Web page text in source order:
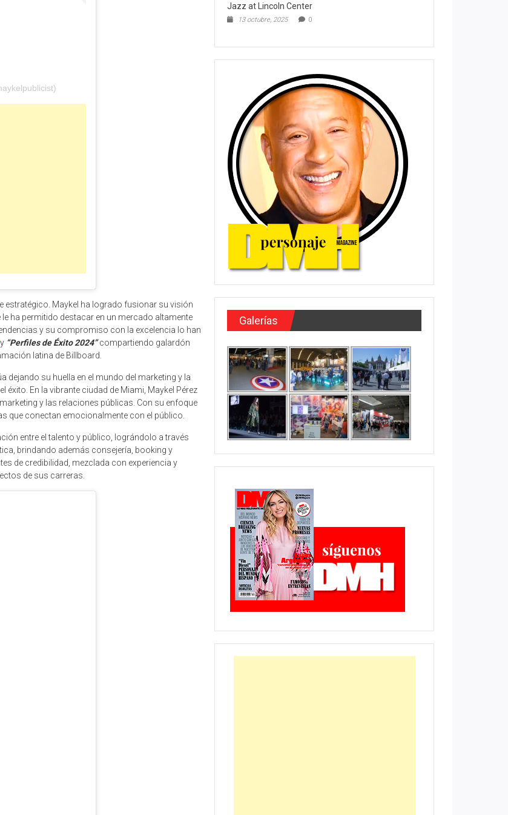
estratégico. Maykel ha logrado fusionar su visión
ha permitido destacar en un mercado altamente
y su compromiso con la excelencia lo han
“Perfiles de Éxito 2024” compartiendo galardón
latina de Billboard.
dejando su huella en el mundo del marketing y la
En la vibrante ciudad de Miami, Maykel Pérez
y las relaciones públicas. Con su enfoque
que conectan emocionalmente con el público.
entre el talento y público, lográndolo a través
brindando además consejería, booking y
de credibilidad, mezclada con experiencia y
de sus carreras.
Jazz at Lincoln Center
13 octubre, 2025 0
Galerías